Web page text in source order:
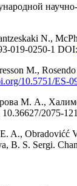
N.,
019-0250-1 DOI:
M.,
10.5751/ES-
М. А.,
2075-
A., Obradovićć
B. S. Sergi.